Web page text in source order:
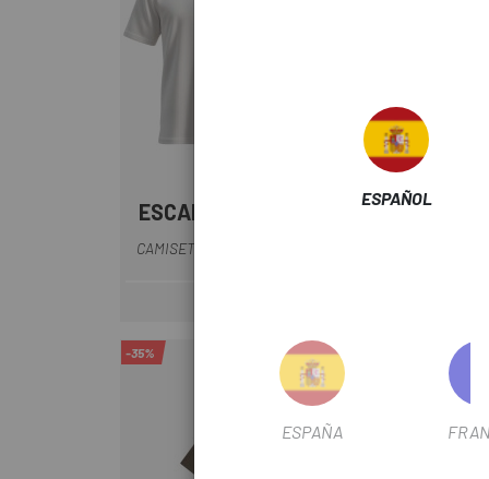
ESCAPA APPAREL
CAMISETA ESCAPA EL TIBIDABO
-35% -35%
ESPAÑOL
ESPAÑA